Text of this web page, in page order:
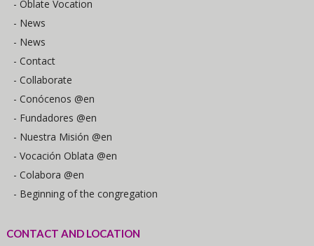
- Oblate Vocation
- News
- News
- Contact
- Collaborate
- Conócenos @en
- Fundadores @en
- Nuestra Misión @en
- Vocación Oblata @en
- Colabora @en
- Beginning of the congregation
CONTACT AND LOCATION